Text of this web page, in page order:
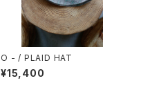
O - / PLAID HAT
¥15,400